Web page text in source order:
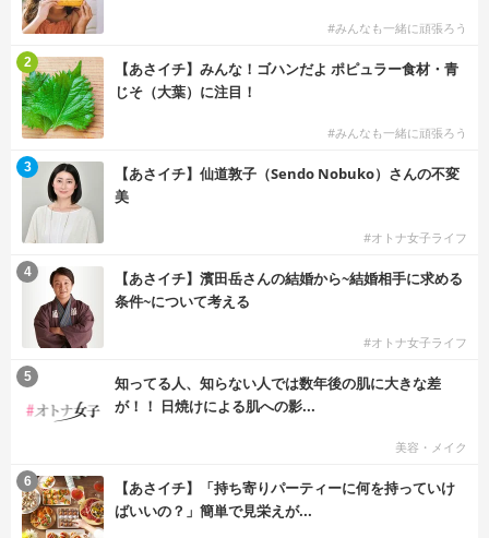
#みんなも一緒に頑張ろう
【あさイチ】みんな！ゴハンだよ ポピュラー食材・青
じそ（大葉）に注目！
#みんなも一緒に頑張ろう
2
【あさイチ】仙道敦子（Sendo Nobuko）さんの不変
美
#オトナ女子ライフ
3
【あさイチ】濱田岳さんの結婚から~結婚相手に求める
条件~について考える
#オトナ女子ライフ
4
知ってる人、知らない人では数年後の肌に大きな差
が！！ 日焼けによる肌への影...
美容・メイク
5
【あさイチ】「持ち寄りパーティーに何を持っていけ
ばいいの？」簡単で見栄えが...
6